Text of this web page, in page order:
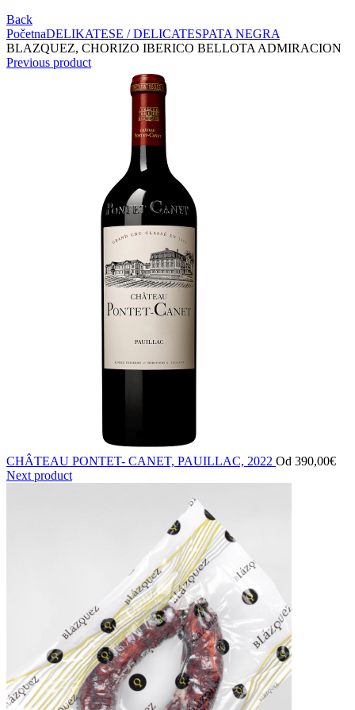
Back
PočetnaDELIKATESE / DELICATESPATA NEGRA
BLAZQUEZ, CHORIZO IBERICO BELLOTA ADMIRACION
Previous product
CHÂTEAU PONTET- CANET, PAUILLAC, 2022 Od 390,00€
Next product